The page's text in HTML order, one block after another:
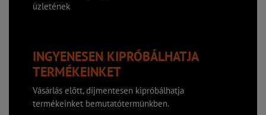
üzletének
INGYENESEN KIPRÓBÁLHATJA
TERMÉKEINKET
Vásárlás előtt, díjmentesen kipróbálhatja
termékeinket bemutatótermünkben.